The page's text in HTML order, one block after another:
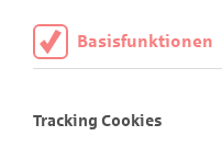
Nichts für
doch dann
Basisfunktionen
aktiviert sein.
Tracking Cookies